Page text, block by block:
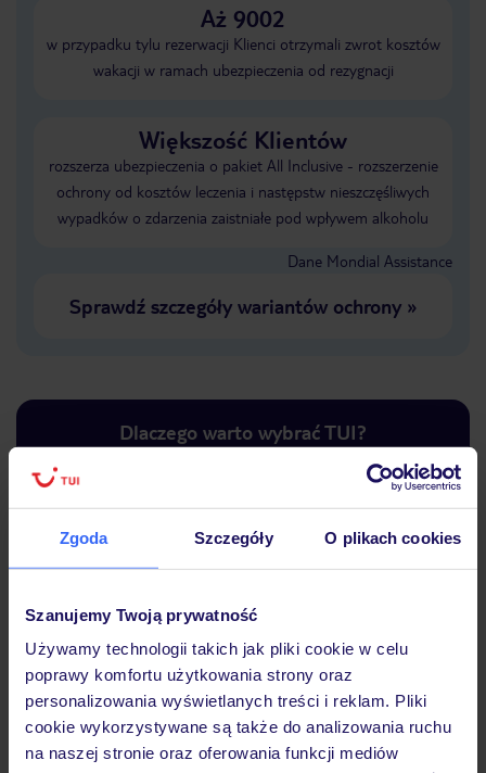
Zgoda Szczegóły O plikach cookies
Szanujemy Twoją prywatność
Używamy technologii takich jak pliki cookie w celu
poprawy komfortu użytkowania strony oraz
personalizowania wyświetlanych treści i reklam. Pliki
cookie wykorzystywane są także do analizowania ruchu
na naszej stronie oraz oferowania funkcji mediów
Aż 9002
w przypadku tylu rezerwacji Klienci otrzymali zwrot kosztów
wakacji w ramach ubezpieczenia od rezygnacji
Większość Klientów
rozszerza ubezpieczenia o pakiet All Inclusive - rozszerzenie
ochrony od kosztów leczenia i następstw nieszczęśliwych
wypadków o zdarzenia zaistniałe pod wpływem alkoholu
Dane Mondial Assistance
Sprawdź szczegóły wariantów ochrony»
Dlaczego warto wybrać TUI?
Lider niskich cen
Największe biuro
podróży w Polsce
30 lat w
Hotel